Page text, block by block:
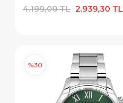
2.939,30 TL
4.199,00 TL
%30